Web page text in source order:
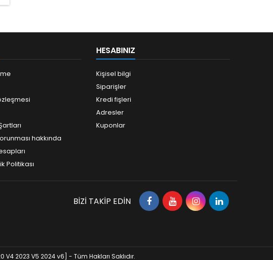
hakkında
Politikası
HESABINIZ
Kişisel bilgi
Siparişler
Kredi fişleri
Adresler
Kuponlar
BIZI TAKIP EDIN
2023 V5 2024 v6] - Tüm Hakları Saklıdır.